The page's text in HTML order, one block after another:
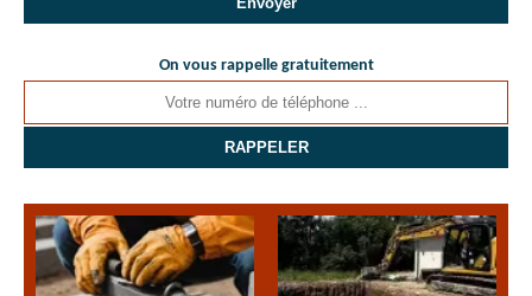
On vous rappelle gratuitement